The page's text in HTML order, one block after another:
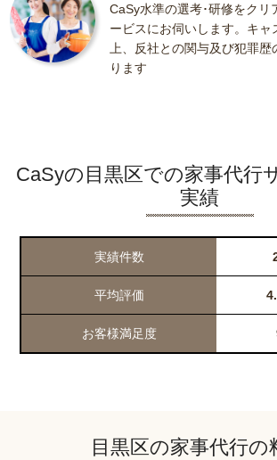
CaSy水準の選考･研修をクリ
ービスにお伺いします。キャ
上、反社との関与及び犯罪歴
ります
CaSyの目黒区での家事代行
実績
実績件数
平均評価
お客様満足度
目黒区の家事代行の